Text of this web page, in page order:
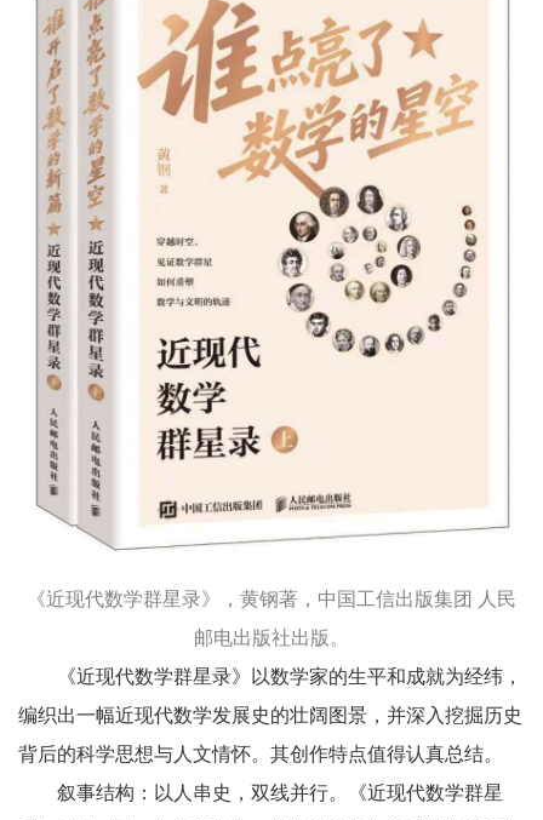
《近现代数学群星录》，黄钢著，中国工信出版集团 人民
邮电出版社出版。
《近现代数学群星录》以数学家的生平和成就为经纬，
编织出一幅近现代数学发展史的壮阔图景，并深入挖掘历史
背后的科学思想与人文情怀。其创作特点值得认真总结。
叙事结构：以人串史，双线并行。《近现代数学群星